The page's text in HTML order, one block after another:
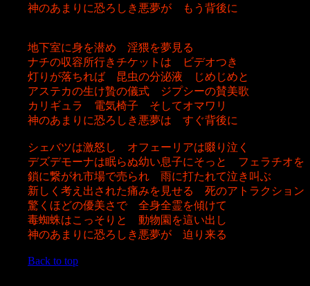
神のあまりに恐ろしき悪夢が もう背後に
地下室に身を潜め 淫猥を夢見る
ナチの収容所行きチケットは ビデオつき
灯りが落ちれば 昆虫の分泌液 じめじめと
アステカの生け贄の儀式 ジプシーの賛美歌
カリギュラ 電気椅子 そしてオマワリ
神のあまりに恐ろしき悪夢は すぐ背後に
シェバツは激怒し オフェーリアは啜り泣く
デズデモーナは眠らぬ幼い息子にそっと フェラチオを
鎖に繋がれ市場で売られ 雨に打たれて泣き叫ぶ
新しく考え出された痛みを見せる 死のアトラクション
驚くほどの優美さで 全身全霊を傾けて
毒蜘蛛はこっそりと 動物園を這い出し
神のあまりに恐ろしき悪夢が 迫り来る
Back to top